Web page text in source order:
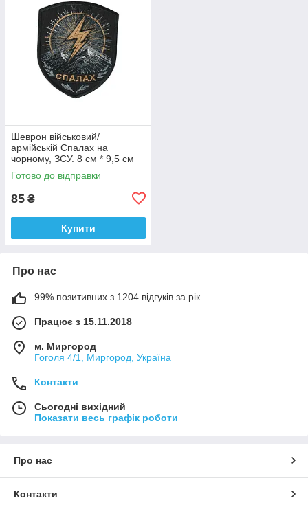
Шеврон військовий/
армійській Спалах на
чорному, ЗСУ. 8 см * 9,5 см
Готово до відправки
85 ₴
Купити
Про нас
99% позитивних з 1204 відгуків за рік
Працює з 15.11.2018
м. Миргород
Гоголя 4/1, Миргород, Україна
Контакти
Сьогодні вихідний
Показати весь графік роботи
Про нас
Контакти